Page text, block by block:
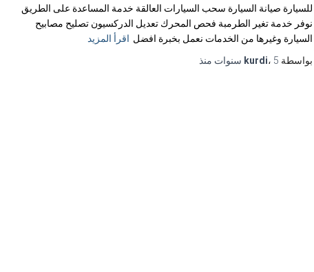
للسيارة صيانة السيارة سحب السيارات العالقة خدمة المساعدة على الطريق
نوفر خدمة تغير الطرمبة فحص المحرك تعديل الدركسيون تصليح مصابيح
السيارة وغيرها من الخدمات نعمل بخبرة افضل اقرأ المزيد
بواسطة
kurdi، 5 سنوات منذ